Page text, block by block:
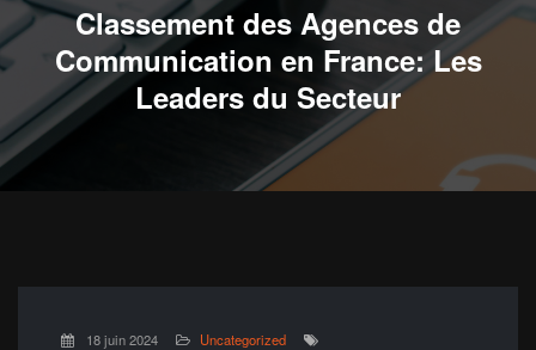
Classement des Agences de
Communication en France: Les
Leaders du Secteur
18 juin 2024
Uncategorized